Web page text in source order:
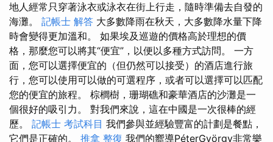
地人經常只穿著泳衣或泳衣在街上行走，隨時準備去自發的
海灘。 記帳士 解答 大多數降雨在秋天，大多數降水量下降
時會變得更加溫和。 如果埃及巡遊的價格高於理想的價
格，那麼您可以將其“便宜”，以便以多種方式訪問​​。 一方
面，您可以選擇便宜的（但仍然可以接受）的酒店進行旅
行，您可以使用可以做的可選程序，或者可以選擇可以匹配
您的便宜的旅程。 棕櫚樹，珊瑚礁和豪華酒店的沙灘是一
個很好的吸引力。 對我們來說，這在中國是一次很棒的經
歷。 記帳士 考試科目 我們參與並經驗豐富的計劃是餐點，
它們是正確的。 推拿 整復 我們的嚮導PéterGyörgy非常樂